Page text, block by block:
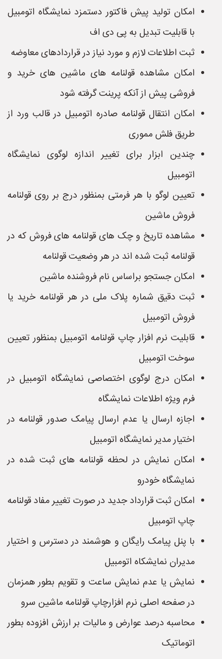
امکان تولید پیش فاکتور دستمزد نمایشگاه اتومبیل
با قابلیت تبدیل به پی دی اف
ثبت اطلاعات لازم و مورد نیاز در قراردادهای معاوضه
امکان مشاهده قولنامه های ماشین های خرید و
فروشی پیش از آنکه پرینت گرفته شود
امکان انتقال قولنامه صادره اتومبیل در قالب ورد از
طریق فلش مموری
چندین ابزار برای تغییر اندازه لوگوی نمایشگاه
اتومبیل
تعیین لوگو با هر فرمتی بمنظور درج بر روی قولنامه
فروش ماشین
مشاهده تاریخ و چک های قولنامه های فروش که در
قولنامه ثبت شده اند در هر وضعیت قولنامه
امکان جستجو براساس نام فروشنده ماشین
ثبت دقیق شماره پلاک ملی در هر قولنامه خرید یا
فروش اتومبیل
قابلیت نرم افزار چاپ قولنامه اتومبیل بمنظور تعیین
سوخت اتومبیل
امکان درج لوگوی اختصاصی نمایشگاه اتومبیل در
فرم ویژه اطلاعات نمایشگاه
اجازه ارسال یا عدم ارسال پیامک صدور قولنامه در
اختیار مدیر نمایشگاه اتومبیل
امکان نمایش در لحظه قولنامه های ثبت شده در
نمایشگاه خودرو
امکان ثبت قرارداد جدید در صورت تغییر مفاد قولنامه
چاپ اتومبیل
با پنل پیامک رایگان و هوشمند در دسترس و اختیار
مدیران نمایشکاه اتومبیل
نمایش یا عدم نمایش ساعت و تقویم بطور همزمان
در صفحه اصلی نرم افزارچاپ قولنامه ماشین سرو
محاسبه درصد عوارض و مالیات بر ارزش افزوده بطور
اتوماتیک